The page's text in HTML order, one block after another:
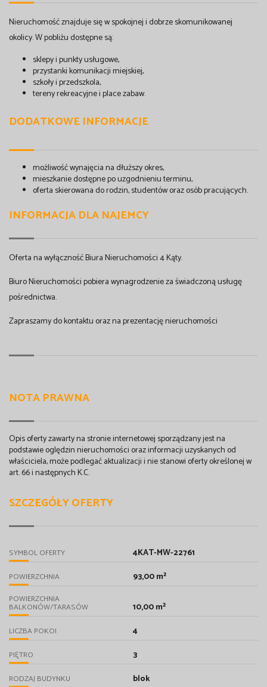
Nieruchomość znajduje się w spokojnej i dobrze skomunikowanej
okolicy. W pobliżu dostępne są:
sklepy i punkty usługowe,
przystanki komunikacji miejskiej,
szkoły i przedszkola,
tereny rekreacyjne i place zabaw.
DODATKOWE INFORMACJE
możliwość wynajęcia na dłuższy okres,
mieszkanie dostępne po uzgodnieniu terminu,
oferta skierowana do rodzin, studentów oraz osób pracujących.
INFORMACJA DLA NAJEMCY
Oferta na wyłączność Biura Nieruchomości 4 Kąty.
Biuro Nieruchomości pobiera wynagrodzenie za świadczoną usługę
pośrednictwa.
Zapraszamy do kontaktu oraz na prezentację nieruchomości
NOTA PRAWNA
Opis oferty zawarty na stronie internetowej sporządzany jest na
podstawie oględzin nieruchomości oraz informacji uzyskanych od
właściciela, może podlegać aktualizacji i nie stanowi oferty określonej w
art. 66 i następnych K.C.
SZCZEGÓŁY OFERTY
SYMBOL OFERTY 4KAT-MW-22761
POWIERZCHNIA 93,00 m²
POWIERZCHNIA
BALKONÓW/TARASÓW 10,00 m²
LICZBA POKOI 4
PIĘTRO 3
RODZAJ BUDYNKU blok